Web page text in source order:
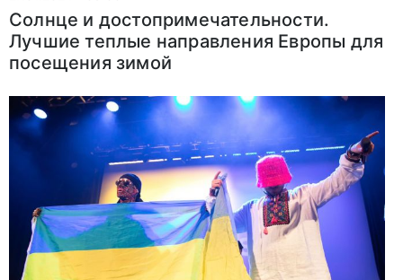
Солнце и достопримечательности.
Лучшие теплые направления Европы для
посещения зимой